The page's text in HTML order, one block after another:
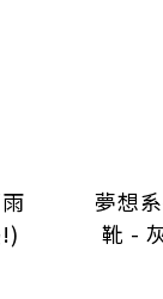
夢想
靴 -